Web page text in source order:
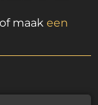
maak een